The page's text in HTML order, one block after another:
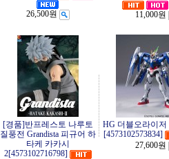
26,500원
11,000원
[경품]반프레스토 나루토
질풍전 Grandista 피규어 하
타케 카카시
2[4573102716798]
HG 더블오라이저
[4573102573834]
27,600원